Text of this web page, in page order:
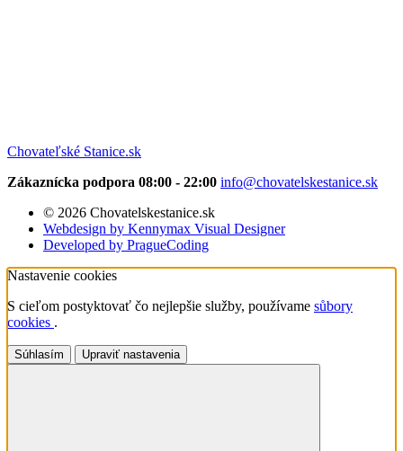
Chovateľské Stanice.sk
Zákaznícka podpora 08:00 - 22:00 info@chovatelskestanice.sk
© 2026 Chovatelskestanice.sk
Webdesign by Kennymax Visual Designer
Developed by PragueCoding
Nastavenie cookies
S cieľom postyktovať čo nejlepšie služby, používame sůbory
cookies .
Súhlasím Upraviť nastavenia